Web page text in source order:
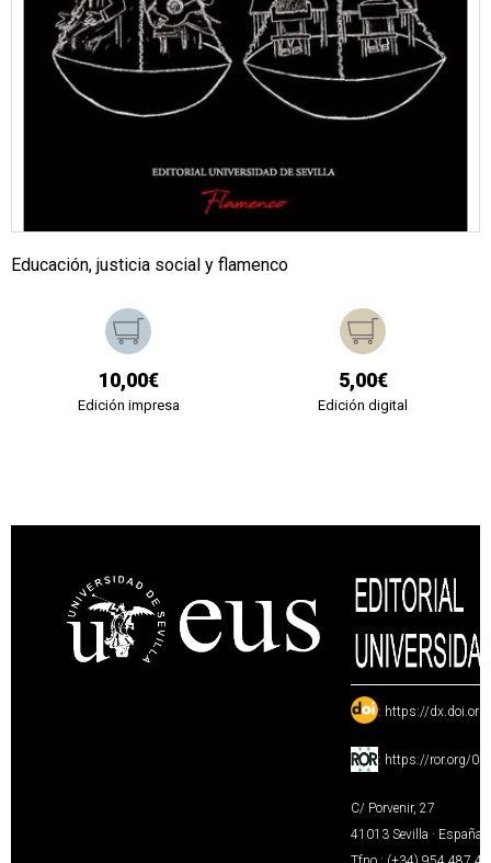
Educación, justicia social y flamenco
10,00€
Edición impresa
5,00€
Edición digital
: https://
: https://ror.org/
C/ Porvenir, 27
41013 Sevilla · España